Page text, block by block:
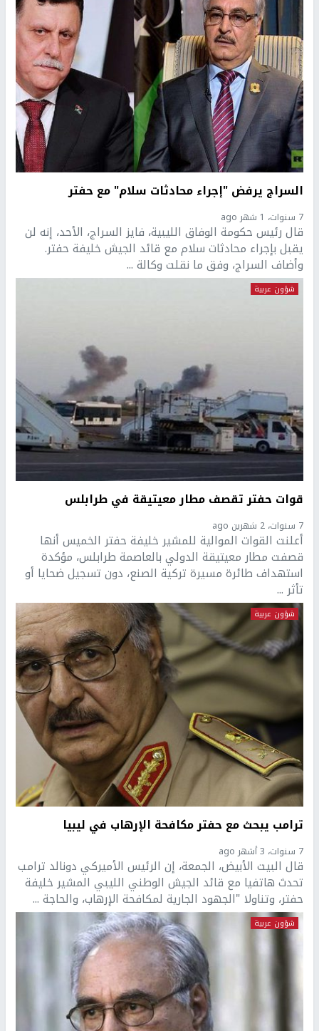
السراج يرفض "إجراء محادثات سلام" مع حفتر
7 سنوات، 1 شهر ago
قال رئيس حكومة الوفاق الليبية، فايز السراج، الأحد، إنه لن
يقبل بإجراء محادثات سلام مع قائد الجيش خليفة حفتر.
وأضاف السراج، وفق ما نقلت وكالة ...
شؤون عربية
قوات حفتر تقصف مطار معيتيقة في طرابلس
7 سنوات، 2 شهرين ago
أعلنت القوات الموالية للمشير خليفة حفتر الخميس أنها
قصفت مطار معيتيقة الدولي بالعاصمة طرابلس، مؤكدة
استهداف طائرة مسيرة تركية الصنع، دون تسجيل ضحايا أو
تأثر ...
شؤون عربية
ترامب يبحث مع حفتر مكافحة الإرهاب في ليبيا
7 سنوات، 3 أشهر ago
قال البيت الأبيض، الجمعة، إن الرئيس الأميركي دونالد ترامب
تحدث هاتفيا مع قائد الجيش الوطني الليبي المشير خليفة
حفتر، وتناولا "الجهود الجارية لمكافحة الإرهاب، والحاجة ...
شؤون عربية